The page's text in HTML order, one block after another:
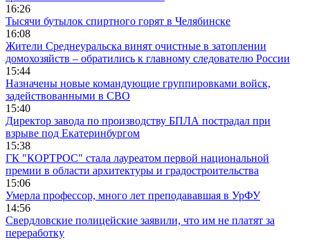
16:26
Тысячи бутылок спиртного горят в Челябинске
16:08
Жители Среднеуральска винят очистные в затоплении
домохозяйств – обратились к главному следователю России
15:44
Назначены новые командующие группировками войск,
задействованными в СВО
15:40
Директор завода по производству БПЛА пострадал при
взрыве под Екатеринбургом
15:38
ГК "КОРТРОС" стала лауреатом первой национальной
премии в области архитектуры и градостроительства
15:06
Умерла профессор, много лет преподававшая в УрФУ
14:56
Свердловские полицейские заявили, что им не платят за
переработку